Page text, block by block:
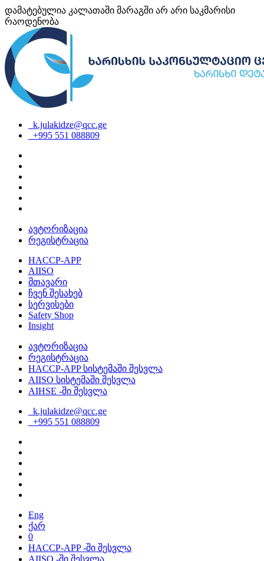
დამატებულია კალათაში მარაგში არ არი საკმარისი
რაოდენობა
k.julakidze@qcc.ge
+995 551 088809
ავტორიზაცია
რეგისტრაცია
HACCP-APP
AIISO
მთავარი
ჩვენ შესახებ
სერვისები
Safety Shop
Insight
ავტორიზაცია
რეგისტრაცია
HACCP-APP სისტემაში შესვლა
AIISO სისტემაში შესვლა
AIHSE -ში შესვლა
k.julakidze@qcc.ge
+995 551 088809
Eng
ქარ
0
HACCP-APP -ში შესვლა
AIISO -ში შესვლა